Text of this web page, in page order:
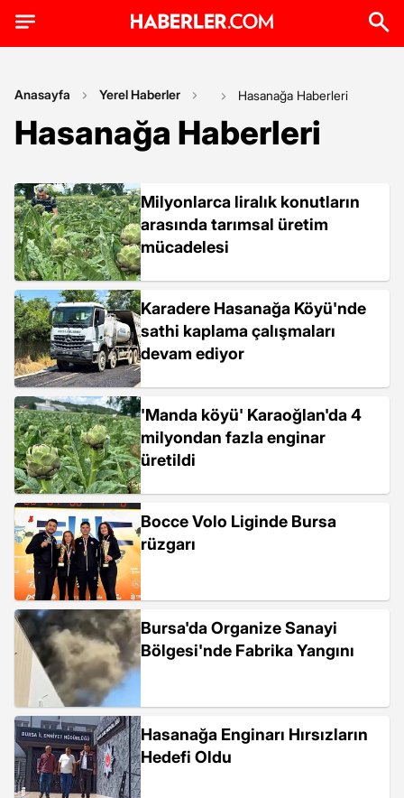
Anasayfa Yerel Haberler Hasanağa Haberleri
Hasanağa Haberleri
Milyonlarca liralık konutların
arasında tarımsal üretim
mücadelesi
Karadere Hasanağa Köyü'nde
sathi kaplama çalışmaları
devam ediyor
'Manda köyü' Karaoğlan'da 4
milyondan fazla enginar
üretildi
Bocce Volo Liginde Bursa
rüzgarı
Bursa'da Organize Sanayi
Bölgesi'nde Fabrika Yangını
Hasanağa Enginarı Hırsızların
Hedefi Oldu